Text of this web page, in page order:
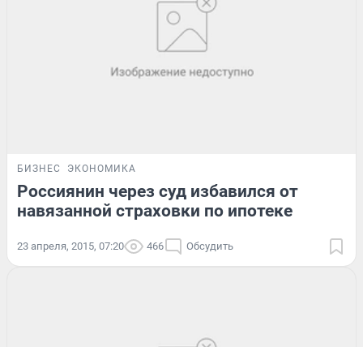
БИЗНЕС ЭКОНОМИКА
Россиянин через суд избавился от
навязанной страховки по ипотеке
23 апреля, 2015, 07:20 466 Обсудить